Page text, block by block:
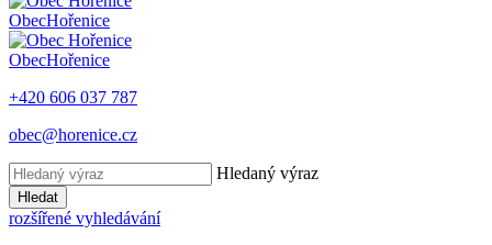
ObecHořenice
ObecHořenice
+420 606 037 787
obec@horenice.cz
Hledaný výraz
Hledat
rozšířené vyhledávání